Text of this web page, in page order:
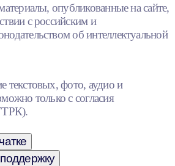
опубликованные на сайте,
с российским и
об интеллектуальной
текстовых, фото, аудио и
только с согласия